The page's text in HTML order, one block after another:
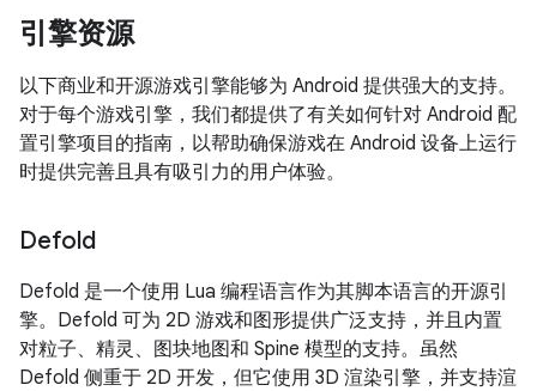
引擎资源
以下商业和开源游戏引擎能够为 Android 提供强大的支持。
对于每个游戏引擎，我们都提供了有关如何针对 Android 配
置引擎项目的指南，以帮助确保游戏在 Android 设备上运行
时提供完善且具有吸引力的用户体验。
Defold
Defold 是一个使用 Lua 编程语言作为其脚本语言的开源引
擎。Defold 可为 2D 游戏和图形提供广泛支持，并且内置
对粒子、精灵、图块地图和 Spine 模型的支持。虽然
Defold 侧重于 2D 开发，但它使用 3D 渲染引擎，并支持渲